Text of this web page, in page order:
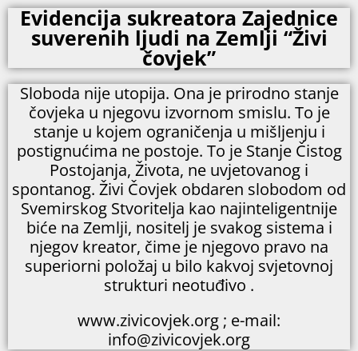
Evidencija sukreatora Zajednice
suverenih ljudi na Zemlji “Živi
čovjek”
Sloboda nije utopija. Ona je prirodno stanje
čovjeka u njegovu izvornom smislu. To je
stanje u kojem ograničenja u mišljenju i
postignućima ne postoje. To je Stanje Čistog
Postojanja, Života, ne uvjetovanog i
spontanog. Živi Čovjek obdaren slobodom od
Svemirskog Stvoritelja kao najinteligentnije
biće na Zemlji, nositelj je svakog sistema i
njegov kreator, čime je njegovo pravo na
superiorni položaj u bilo kakvoj svjetovnoj
strukturi neotuđivo .
www.zivicovjek.org ; e-mail:
info@zivicovjek.org